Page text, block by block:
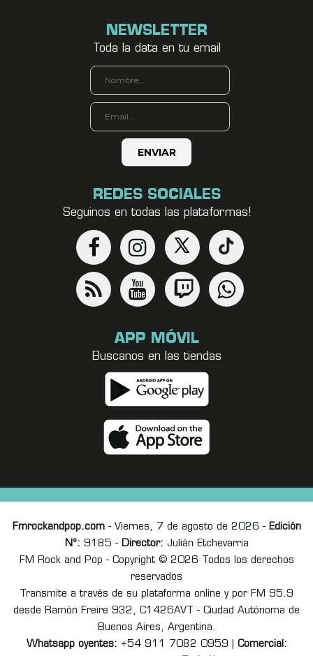
NEWSLETTER
Toda la data en tu email
REDES SOCIALES
Seguinos en todas las plataformas!
APP MÓVIL
Buscanos en las tiendas
Fmrockandpop.com- Viernes, 7 de agosto de 2026 - Edición
Nº: 9185 - Director: Julián Etchevarria
FM Rock and Pop - Copyright © 2026 Todos los derechos
reservados
Transmite a través de su plataforma online y por FM 95.9
desde Ramón Freire 932, C1426AVT - Ciudad Autónoma de
Buenos Aires, Argentina.
Whatsapp oyentes: +54 911 7082 0959 | Comercial: